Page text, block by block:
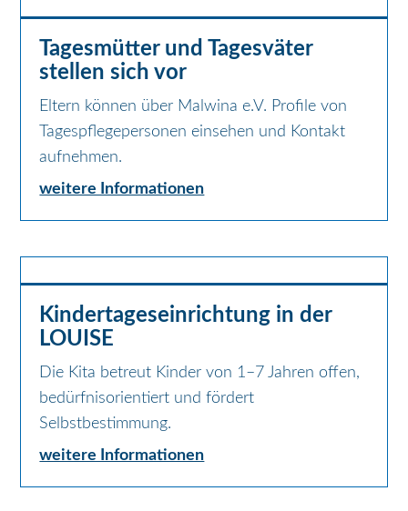
Tagesmütter und Tagesväter
stellen sich vor
Eltern können über Malwina e.V. Profile von
Tagespflegepersonen einsehen und Kontakt
aufnehmen.
weitere Informationen
Kindertageseinrichtung in der
LOUISE
Die Kita betreut Kinder von 1–7 Jahren offen,
bedürfnisorientiert und fördert
Selbstbestimmung.
weitere Informationen